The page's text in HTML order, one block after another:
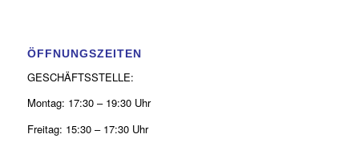
ÖFFNUNGSZEITEN
GESCHÄFTSSTELLE:
Montag: 17:30 – 19:30 Uhr
Freitag: 15:30 – 17:30 Uhr